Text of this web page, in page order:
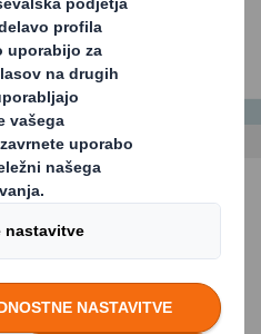
+ vrhunsko
= odlična